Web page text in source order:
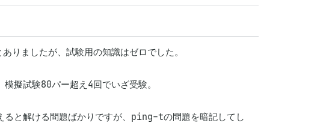
りましたが、試験用の知識はゼロでした。
擬試験80パー超え4回でいざ受験。
と解ける問題ばかりですが、ping-tの問題を暗記してし